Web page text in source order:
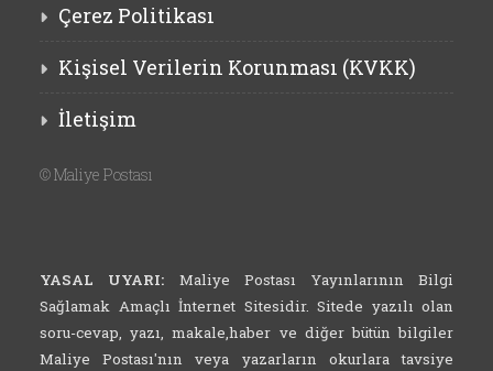
Çerez Politikası
Kişisel Verilerin Korunması (KVKK)
İletişim
©Maliye Postası
YASAL UYARI: Maliye Postası Yayınlarının Bilgi
Sağlamak Amaçlı İnternet Sitesidir. Sitede yazılı olan
soru-cevap, yazı, makale,haber ve diğer bütün bilgiler
Maliye Postası'nın veya yazarların okurlara tavsiye